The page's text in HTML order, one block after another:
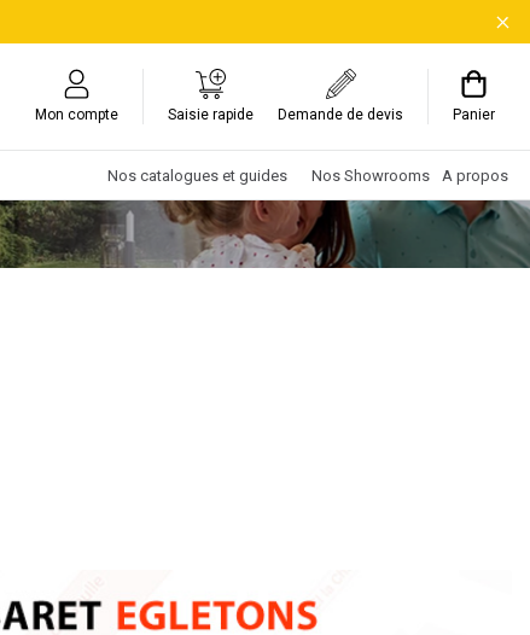
Mon compte Saisie rapide Demande de devis Panier
Nos catalogues et guides Nos Showrooms A propos